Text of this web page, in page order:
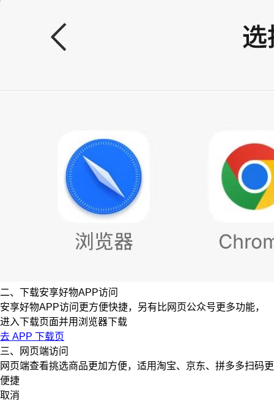
二、下载安享好物APP访问
安享好物APP访问更方便快捷，另有比网页公众号更多功能，
进入下载页面并用浏览器下载
去 APP 下载页
三、网页端访问
网页端查看挑选商品更加方便，适用淘宝、京东、拼多多扫码更
便捷
取消